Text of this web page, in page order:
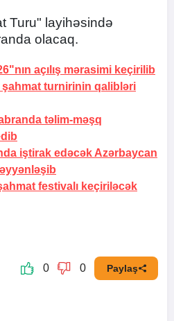
Turu" layihəsində
olacaq.
açılış mərasimi keçirilib
şahmat turnirinin qalibləri
təlim-məşq
iştirak edəcək Azərbaycan
festivalı keçiriləcək
0 0 Paylaş